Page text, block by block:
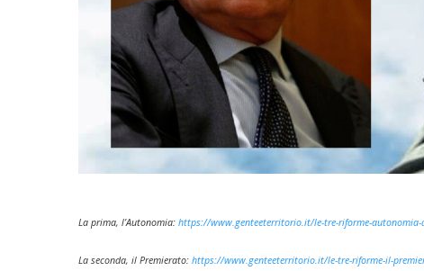
La prima, l’Autonomia: https://www.genteeterritorio.it/le-tre-riforme-
La seconda, il Premierato: https://www.genteeterritorio.it/le-tre-riforme-il-